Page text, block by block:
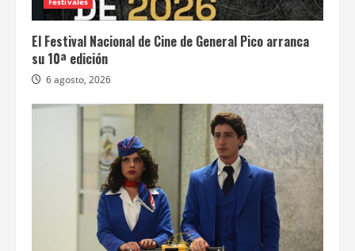
El Festival Nacional de Cine de General Pico arranca
su 10ª edición
6 agosto, 2026